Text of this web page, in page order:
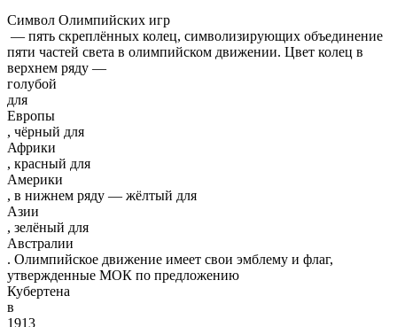
Символ Олимпийских игр
— пять скреплённых колец, символизирующих объединение
пяти частей света в олимпийском движении. Цвет колец в
верхнем ряду —
голубой
для
Европы
, чёрный для
Африки
, красный для
Америки
, в нижнем ряду — жёлтый для
Азии
, зелёный для
Австралии
. Олимпийское движение имеет свои эмблему и флаг,
утвержденные МОК по предложению
Кубертена
в
1913